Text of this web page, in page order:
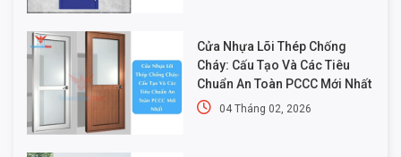
Cửa Nhựa Lõi Thép Chống
Cháy: Cấu Tạo Và Các Tiêu
Chuẩn An Toàn PCCC Mới Nhất
04 Tháng 02, 2026